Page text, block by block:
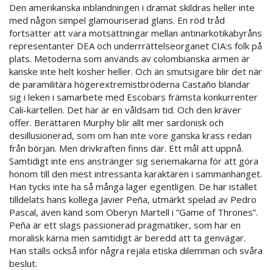
Den amerikanska inblandningen i dramat skildras heller inte
med någon simpel glamouriserad glans. En röd tråd
fortsätter att vara motsättningar mellan antinarkotikabyråns
representanter DEA och underrrättelseorganet CIA:s folk på
plats. Metoderna som används av colombianska armen är
kanske inte helt kosher heller. Och än smutsigare blir det när
de paramilitära högerextremistbröderna Castaño blandar
sig i leken i samarbete med Escobars främsta konkurrenter
Cali-kartellen. Det här är en våldsam tid. Och den kräver
offer. Berättaren Murphy blir allt mer sardonisk och
desillusionerad, som om han inte vore ganska krass redan
från början. Men drivkraften finns där. Ett mål att uppnå.
Samtidigt inte ens anstränger sig seriemakarna för att göra
honom till den mest intressanta karaktären i sammanhanget.
Han tycks inte ha så många lager egentligen. De har istället
tilldelats hans kollega Javier Peña, utmärkt spelad av Pedro
Pascal, även känd som Oberyn Martell i ”Game of Thrones”.
Peña är ett slags passionerad pragmatiker, som har en
moralisk kärna men samtidigt är beredd att ta genvägar.
Han ställs också inför några rejäla etiska dilemman och svåra
beslut.